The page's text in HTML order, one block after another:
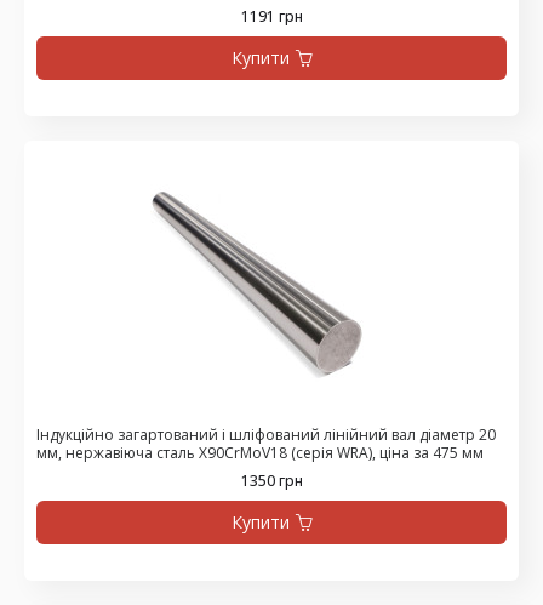
1191 грн
Купити
Індукційно загартований і шліфований лінійний вал діаметр 20
мм, нержавіюча сталь X90CrMoV18 (серія WRA), ціна за 475 мм
1350 грн
Купити